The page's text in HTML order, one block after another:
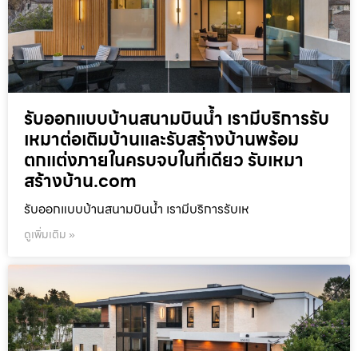
รับออกแบบบ้านสนามบินน้ำ เรามีบริการรับ
เหมาต่อเติมบ้านและรับสร้างบ้านพร้อม
ตกแต่งภายในครบจบในที่เดียว รับเหมา
สร้างบ้าน.com
รับออกแบบบ้านสนามบินน้ำ เรามีบริการรับเห
ดูเพิ่มเติม »